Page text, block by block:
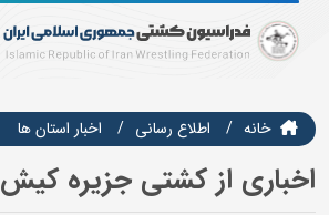
خانه اطلاع رسانی اخبار استان ها
اخباری از کشتی جزیره کیش